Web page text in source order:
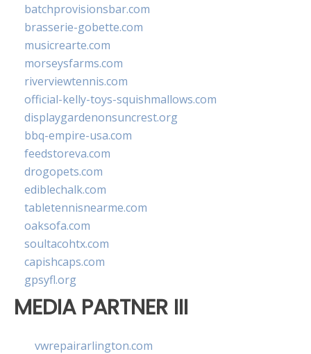
batchprovisionsbar.com
brasserie-gobette.com
musicrearte.com
morseysfarms.com
riverviewtennis.com
official-kelly-toys-squishmallows.com
displaygardenonsuncrest.org
bbq-empire-usa.com
feedstoreva.com
drogopets.com
ediblechalk.com
tabletennisnearme.com
oaksofa.com
soultacohtx.com
capishcaps.com
gpsyfl.org
MEDIA PARTNER III
vwrepairarlington.com